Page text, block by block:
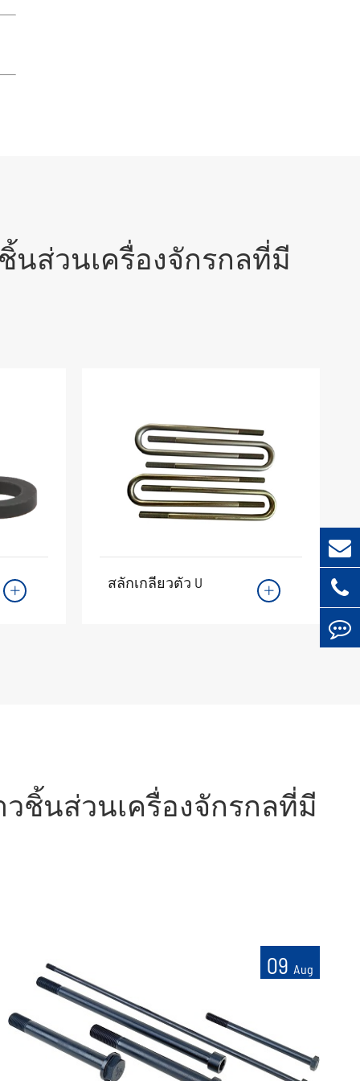
นส่วนเครื่องจักรกลที่มี
 สลักเกลียวตัว U 
ชิ้นส่วนเครื่องจักรกลที่มี
09 Aug